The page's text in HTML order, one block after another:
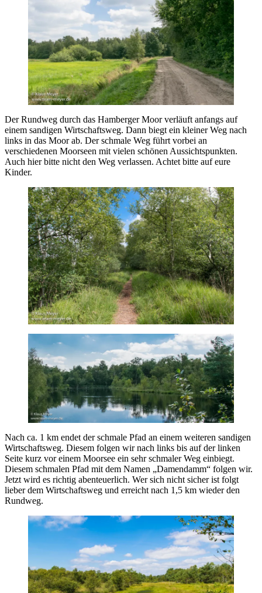
Der Rundweg durch das Hamberger Moor verläuft anfangs auf
einem sandigen Wirtschaftsweg. Dann biegt ein kleiner Weg nach
links in das Moor ab. Der schmale Weg führt vorbei an
verschiedenen Moorseen mit vielen schönen Aussichtspunkten.
Auch hier bitte nicht den Weg verlassen. Achtet bitte auf eure
Kinder.
Nach ca. 1 km endet der schmale Pfad an einem weiteren sandigen
Wirtschaftsweg. Diesem folgen wir nach links bis auf der linken
Seite kurz vor einem Moorsee ein sehr schmaler Weg einbiegt.
Diesem schmalen Pfad mit dem Namen „Damendamm“ folgen wir.
Jetzt wird es richtig abenteuerlich. Wer sich nicht sicher ist folgt
lieber dem Wirtschaftsweg und erreicht nach 1,5 km wieder den
Rundweg.